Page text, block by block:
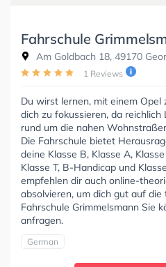
Fahrschule
Am Goldbach 18, 49170
1 Reviews
Du wirst lernen, mit einem
dich zu fokussieren, da
rund um die nahen
Die Fahrschule bietet
deine Klasse B, Klasse A,
Klasse T, B-Handicap und
empfehlen dir auch online-
absolvieren, um dich gut auf
Fahrschule Grimmelsmann Sie
anfragen.
German